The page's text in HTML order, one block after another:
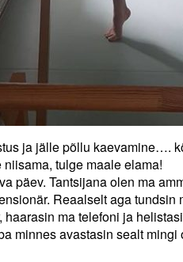
ja jälle põllu kaevamine….
tulge maale elama!
päev. Tantsijana olen ma
Reaalselt aga
ma telefoni ja
minnes avastasin sealt